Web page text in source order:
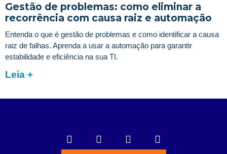
Gestão de problemas: como eliminar a
recorrência com causa raiz e automação
Entenda o que é gestão de problemas e como identificar a causa
raiz de falhas. Aprenda a usar a automação para garantir
estabilidade e eficiência na sua TI.
Leia +